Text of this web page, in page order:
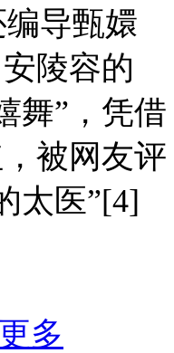
导甄嬛
陵容的
舞”，凭借
被网友评
太医”[4]
多